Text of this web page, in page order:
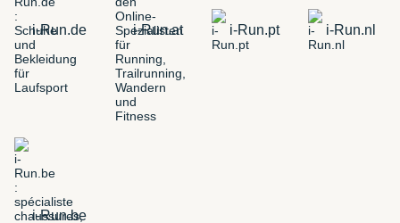
i-Run.de i-Run.at i-Run.pt i-Run.nl
i-Run.be